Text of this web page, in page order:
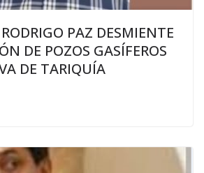
PAZ DESMIENTE
DE POZOS GASÍFEROS
DE TARIQUÍA